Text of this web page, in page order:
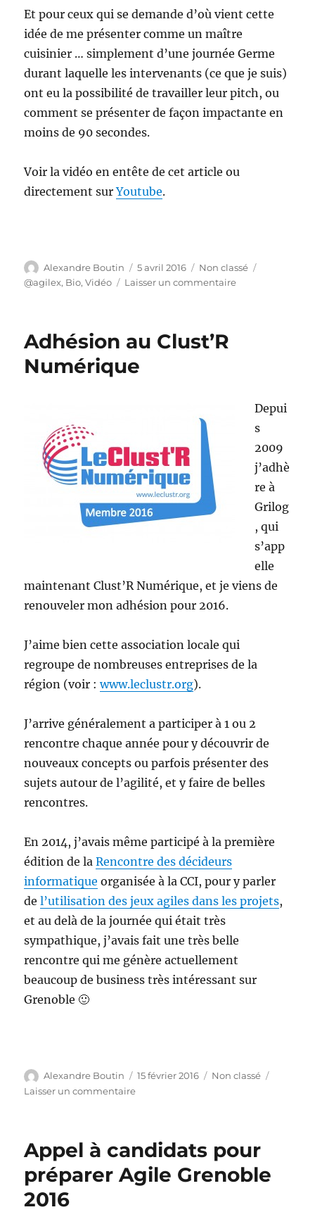
Et pour ceux qui se demande d’où vient cette
idée de me présenter comme un maître
cuisinier … simplement d’une journée Germe
durant laquelle les intervenants (ce que je suis)
ont eu la possibilité de travailler leur pitch, ou
comment se présenter de façon impactante en
moins de 90 secondes.
Voir la vidéo en entête de cet article ou
directement surYoutube.
Auteur
Alexandre Boutin
Publié
le
5 avril 2016 Catégories
Non classé
@agilex, Bio,Vidéo Laisser un commentairesur
Adhésion au Clust’R
Numérique
Depui
s
2009
j’adhè
re à
Grilog
, qui
s’app
elle
maintenant Clust’R Numérique, et je viens de
renouveler mon adhésion pour 2016.
J’aime bien cette association locale qui
regroupe de nombreuses entreprises de la
région (voir :www.leclustr.org).
J’arrive généralement a participer à 1 ou 2
rencontre chaque année pour y découvrir de
nouveaux concepts ou parfois présenter des
sujets autour de l’agilité, et y faire de belles
rencontres.
En 2014, j’avais même participé à la première
édition de laRencontre des décideurs
informatique organisée à la CCI, pour y parler
del’utilisation des jeux agiles dans les projets,
et au delà de la journée qui était très
sympathique, j’avais fait une très belle
rencontre qui me génère actuellement
beaucoup de business très intéressant sur
Grenoble 🙂
Auteur
Alexandre Boutin
Publié
15 février 2016 Catégories
Non classé
Laisser un commentairesur
Numérique
Appel à candidats pour
préparer Agile Grenoble
2016